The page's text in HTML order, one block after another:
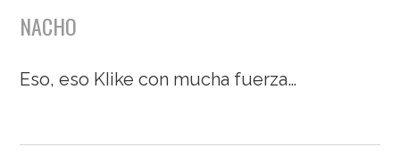
NACHO
Eso, eso KIike con mucha fuerza…